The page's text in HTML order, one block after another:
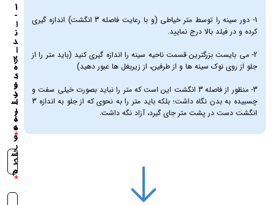
1
-
ا
ن
د
ا
ز
ه
د
و
ر
س
ی
ن
ه
2
-
ا
ن
د
ا
ز
ه
د
و
ر
ش
ک
م
1- دور سینه را توسط متر خیاطی (و با رعایت فاصله 3 انگشت) اندازه گیری
کرده و در فیلد بالا درج نمایید.
2- می بایست بزرگترین قسمت ناحیه سینه را اندازه گیری کنید (باید متر را از
جلو از روی نوک سینه ها و از طرفین، از زیربغل ها عبور دهید)
3- منظور از فاصله 3 انگشت این است که متر را نباید بصورت خیلی سفت و
چسبیده به بدن نگاه داشت؛ بلکه باید متر را به نحوی که از جلو به اندازه 3
انگشت دست در پشت متر جای گیرد، آزاد نگه داشت.